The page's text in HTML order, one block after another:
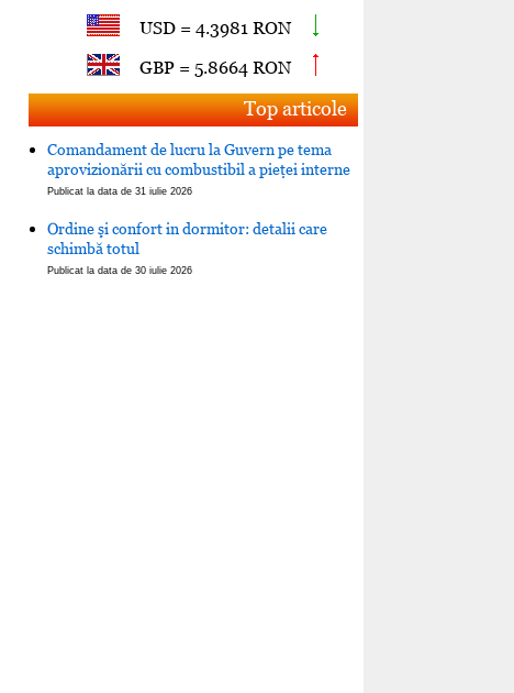
USD = 4.3981 RON
GBP = 5.8664 RON
Top articole
Comandament de lucru la Guvern pe tema
aprovizionării cu combustibil a pieţei interne
Publicat la data de 31 iulie 2026
Ordine şi confort in dormitor: detalii care
schimbă totul
Publicat la data de 30 iulie 2026